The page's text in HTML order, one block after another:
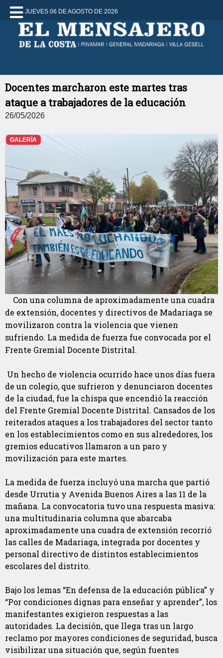
JUEVES 06 DE AGOSTO DE 2026
Docentes marcharon este martes tras
ataque a trabajadores de la educación
26/05/2026
GALERÍA
Con una columna de aproximadamente una cuadra
de extensión, docentes y directivos de Madariaga se
movilizaron contra la violencia que vienen
sufriendo. La medida de fuerza fue convocada por el
Frente Gremial Docente Distrital.
Un hecho de violencia ocurrido hace unos días fuera
de un colegio, que sufrieron y denunciaron docentes
de la ciudad, fue la chispa que encendió la reacción
del Frente Gremial Docente Distrital. Cansados de los
reiterados ataques a los trabajadores del sector tanto
en los establecimientos como en sus alrededores, los
gremios educativos llamaron a un paro y
movilización para este martes.
La medida de fuerza incluyó una marcha que partió
desde Urrutia y Avenida Buenos Aires a las 11 de la
mañana. La convocatoria tuvo una respuesta masiva:
una multitudinaria columna que abarcaba
aproximadamente una cuadra de extensión recorrió
las calles de Madariaga, integrada por docentes y
personal directivo de distintos establecimientos
escolares del distrito.
Bajo los lemas “En defensa de la educación pública” y
“Por condiciones dignas para enseñar y aprender”, los
manifestantes exigieron respuestas a las
autoridades. La decisión, que llega tras un largo
reclamo por mayores condiciones de seguridad, busca
visibilizar una situación que, según fuentes